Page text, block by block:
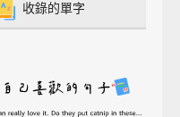
收錄的單字